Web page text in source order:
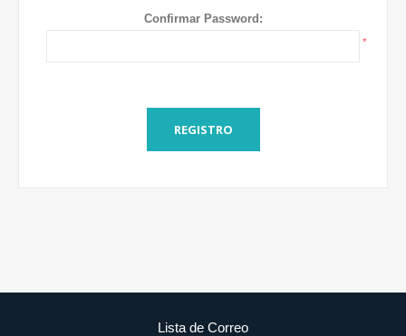
Confirmar Password:
*
REGISTRO
Lista de Correo